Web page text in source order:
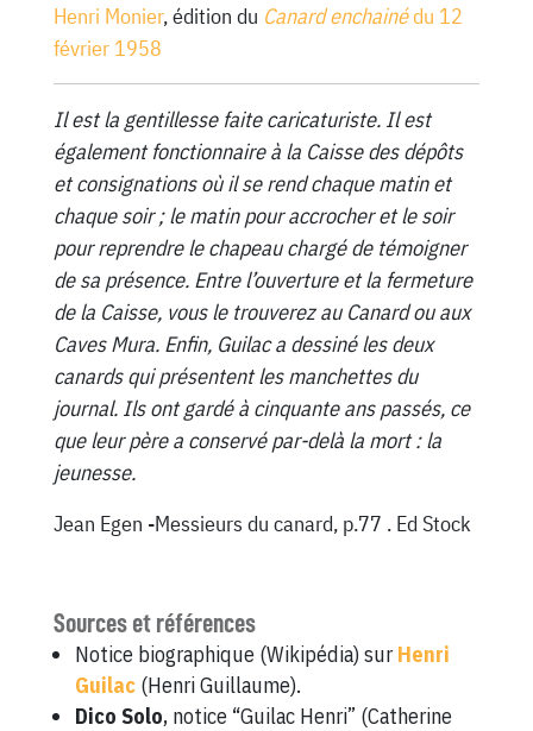
Henri Monier, édition du Canard enchainédu 12
février 1958
Il est la gentillesse faite caricaturiste. Il est
également fonctionnaire à la Caisse des dépôts
et consignations où il se rend chaque matin et
chaque soir ; le matin pour accrocher et le soir
pour reprendre le chapeau chargé de témoigner
de sa présence. Entre l’ouverture et la fermeture
de la Caisse, vous le trouverez au Canard ou aux
Caves Mura. Enfin, Guilac a dessiné les deux
canards qui présentent les manchettes du
journal. Ils ont gardé à cinquante ans passés, ce
que leur père a conservé par-delà la mort : la
jeunesse.
Jean Egen -Messieurs du canard, p.77 . Ed Stock
Sources et références
Notice biographique (Wikipédia) sur Henri
Guilac(Henri Guillaume).
Dico Solo, notice “Guilac Henri” (Catherine